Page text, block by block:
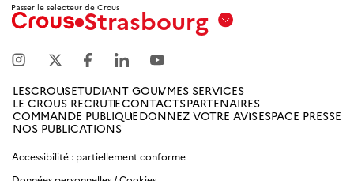
Passer le selecteur de CrousStrasbourg
Marseille
Amiens
Picardie
Antilles
LESCROUSETUDIANT GOUVMES SERVICES
LE CROUS RECRUTECONTACTSPARTENAIRES
COMMANDE PUBLIQUEDONNEZ VOTRE AVISESPACE PRESSE
NOS PUBLICATIONS
Accessibilité : partiellement conforme